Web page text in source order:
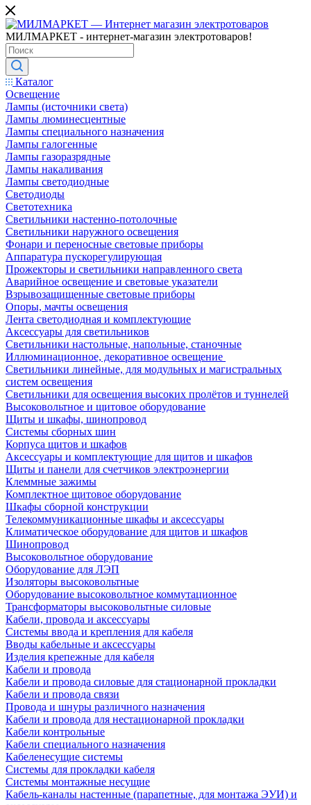
МИЛМАРКЕТ - интернет-магазин электротоваров!
Каталог
Освещение
Лампы (источники света)
Лампы люминесцентные
Лампы специального назначения
Лампы галогенные
Лампы газоразрядные
Лампы накаливания
Лампы светодиодные
Светодиоды
Светотехника
Светильники настенно-потолочные
Светильники наружного освещения
Фонари и переносные световые приборы
Аппаратура пускорегулирующая
Прожекторы и светильники направленного света
Аварийное освещение и световые указатели
Взрывозащищенные световые приборы
Опоры, мачты освещения
Лента светодиодная и комплектующие
Аксессуары для светильников
Светильники настольные, напольные, станочные
Иллюминационное, декоративное освещение
Светильники линейные, для модульных и магистральных
систем освещения
Светильники для освещения высоких пролётов и туннелей
Высоковольтное и щитовое оборудование
Щиты и шкафы, шинопровод
Системы сборных шин
Корпуса щитов и шкафов
Аксессуары и комплектующие для щитов и шкафов
Щиты и панели для счетчиков электроэнергии
Клеммные зажимы
Комплектное щитовое оборудование
Шкафы сборной конструкции
Телекоммуникационные шкафы и аксессуары
Климатическое оборудование для щитов и шкафов
Шинопровод
Высоковольтное оборудование
Оборудование для ЛЭП
Изоляторы высоковольтные
Оборудование высоковольтное коммутационное
Трансформаторы высоковольтные силовые
Кабели, провода и аксессуары
Системы ввода и крепления для кабеля
Вводы кабельные и аксессуары
Изделия крепежные для кабеля
Кабели и провода
Кабели и провода силовые для стационарной прокладки
Кабели и провода связи
Провода и шнуры различного назначения
Кабели и провода для нестационарной прокладки
Кабели контрольные
Кабели специального назначения
Кабеленесущие системы
Системы для прокладки кабеля
Системы монтажные несущие
Кабель-каналы настенные (парапетные, для монтажа ЭУИ) и